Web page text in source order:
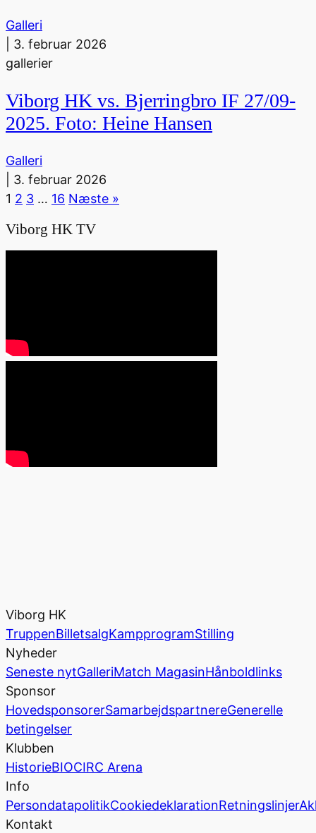
Galleri
3. februar 2026
gallerier
Viborg HK vs. Bjerringbro IF 27/09-
2025. Foto: Heine Hansen
Galleri
3. februar 2026
1 2 3 … 16 Næste »
Viborg HK TV
Viborg HK
TruppenBilletsalgKampprogramStilling
Nyheder
Seneste nytGalleriMatch MagasinHånboldlinks
Sponsor
HovedsponsorerSamarbejdspartnereGenerelle
betingelser
Klubben
HistorieBIOCIRC Arena
Info
PersondatapolitikCookiedeklarationRetningslinjer
Kontakt